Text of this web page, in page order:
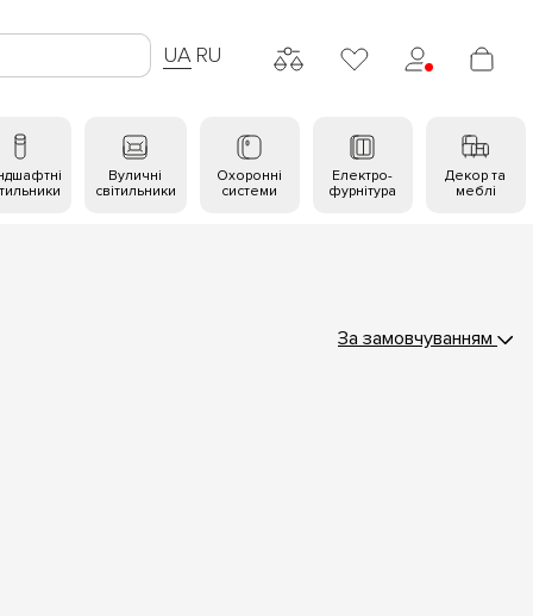
UA RU
Вуличні
світильники
Охоронні
системи
Електро-
фурнітура
Декор та
меблі
За замовчуванням